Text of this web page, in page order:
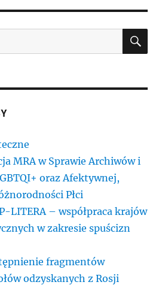
MRA w Sprawie Archiwów i
oraz Afektywnej,
Płci
LITERA – współpraca krajów
w zakresie spuścizn
fragmentów
odzyskanych z Rosji